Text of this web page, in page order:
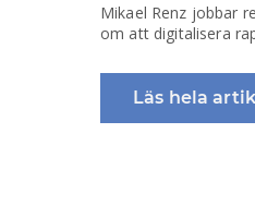
Mikael Renz jobbar
om att digitalisera
Läs hela